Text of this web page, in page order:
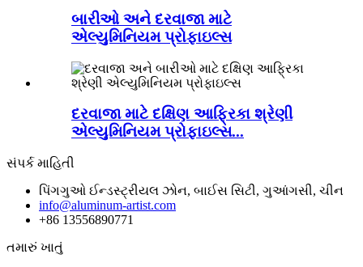
બારીઓ અને દરવાજા માટે
એલ્યુમિનિયમ પ્રોફાઇલ્સ
દરવાજા માટે દક્ષિણ આફ્રિકા શ્રેણી
એલ્યુમિનિયમ પ્રોફાઇલ્સ...
સંપર્ક માહિતી
પિંગગુઓ ઈન્ડસ્ટ્રીયલ ઝોન, બાઈસ સિટી, ગુઆંગસી, ચીન
info@aluminum-artist.com
+86 13556890771
તમારું ખાતું